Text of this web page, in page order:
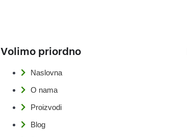
Volimo priordno
Naslovna
O nama
Proizvodi
Blog